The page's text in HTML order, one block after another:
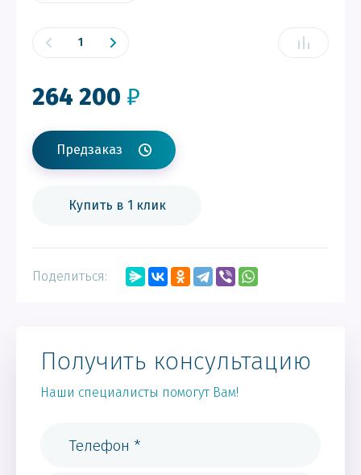
264 200 ₽
Предзаказ
Купить в 1 клик
Поделиться:
Получить консультацию
Наши специалисты помогут Вам!